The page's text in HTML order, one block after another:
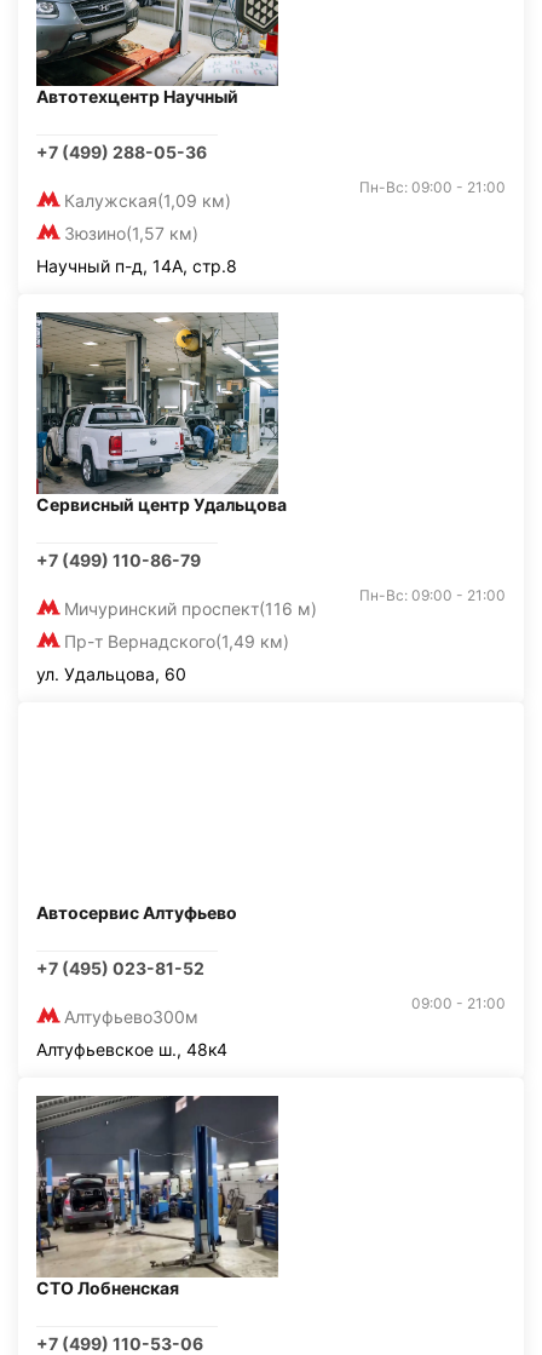
Автотехцентр Научный
+7 (499) 288-05-36
Калужская(1,09 км)
Зюзино(1,57 км)
Пн-Вс: 09:00 - 21:00
Научный п-д, 14А, стр.8
Сервисный центр Удальцова
+7 (499) 110-86-79
Мичуринский проспект(116 м)
Пр-т Вернадского(1,49 км)
Пн-Вс: 09:00 - 21:00
ул. Удальцова, 60
Автосервис Алтуфьево
+7 (495) 023-81-52
Алтуфьево300м
09:00 - 21:00
Алтуфьевское ш., 48к4
СТО Лобненская
+7 (499) 110-53-06